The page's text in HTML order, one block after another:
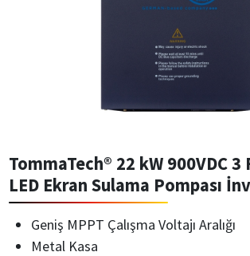
TommaTech® 22 kW 900VDC 3
LED Ekran Sulama Pompası
Geniş MPPT Çalışma Voltajı Aralığı
Metal Kasa